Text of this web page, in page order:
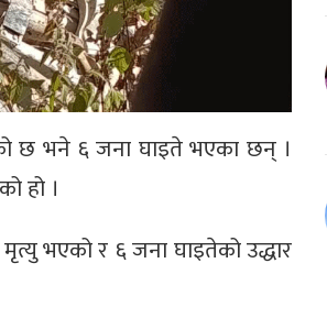
छ भने ६ जना घाइते भएका छन् ।
हो ।
भएको र ६ जना घाइतेको उद्धार